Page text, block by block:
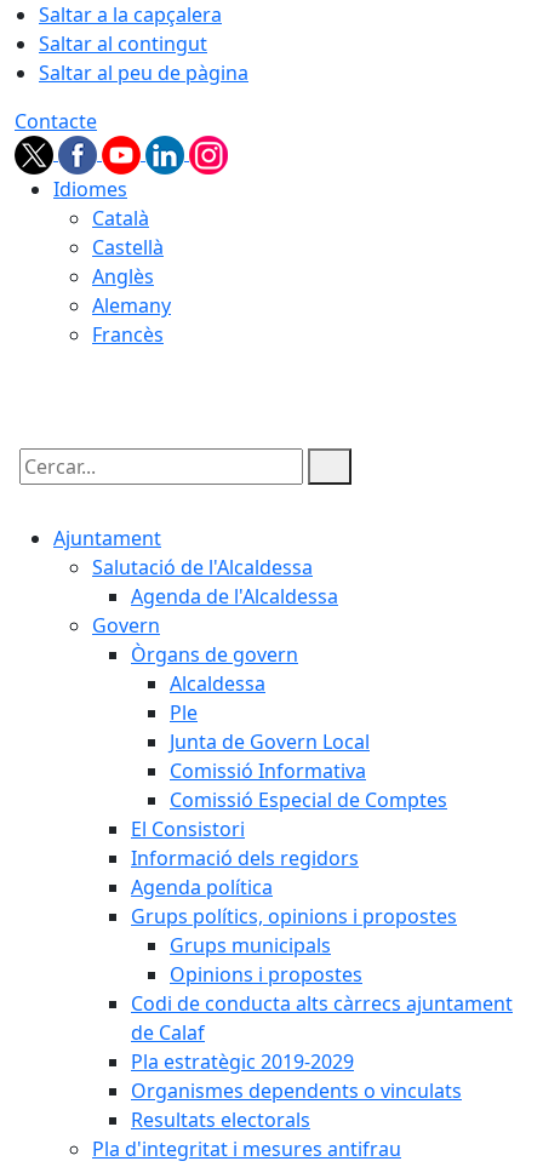
Saltar a la capçalera
Saltar al contingut
Saltar al peu de pàgina
Contacte
Idiomes
Català
Castellà
Anglès
Alemany
Francès
Cercar:
Ajuntament
Salutació de l'Alcaldessa
Agenda de l'Alcaldessa
Govern
Òrgans de govern
Alcaldessa
Ple
Junta de Govern Local
Comissió Informativa
Comissió Especial de Comptes
El Consistori
Informació dels regidors
Agenda política
Grups polítics, opinions i propostes
Grups municipals
Opinions i propostes
Codi de conducta alts càrrecs ajuntament
de Calaf
Pla estratègic 2019-2029
Organismes dependents o vinculats
Resultats electorals
Pla d'integritat i mesures antifrau